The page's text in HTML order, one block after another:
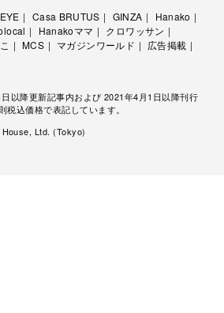
Casa BRUTUS GINZA
Hanako
Hanakoママ
クロワッサン
MCS マガジンワールド
広告掲載
以降更新記事内および 2021年4月1日以降刊行
込価格で表記しています。
Ltd. (Tokyo)